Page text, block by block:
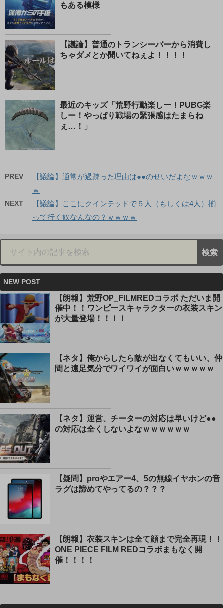
もある模様
【議論】普通のトランシーバーから消費し
ちゃダメとか聞いてねぇよ！！！！
最近のキッズ「荒野行動楽しー！PUBG楽
しー！やっぱり戦場の緊張感はたまらね
ぇ…！」
PREV
【議論】通常が過疎った理由は●●のせいだよなｗｗｗ
ｗ
NEXT
【議論】ここにクインテッドで５人（もしくは4人）揃
って行く奴なんなの？ｗｗｗｗ
NEW POST
【朗報】荒野OP_FILMREDコラボ ただいま開
催中！！ワンピースキャラクターの衣装スキン
が大量登場！！！！
【ネタ】俺からしたら敵が出なくてもいい、仲
間と遠足気分でワイワイが面白いｗｗｗｗｗ
【ネタ】運営、チーターの対応は早いけど●●
の対応は全くしないよなｗｗｗｗｗｗ
【疑問】proやエアー4、5の無線イヤホンの音
ラグは諦めてやってるの？？？
【朗報】衣装スキンは全て顔まで完全再現！！
ONE PIECE FILM REDコラボまもなく開
催！！！！